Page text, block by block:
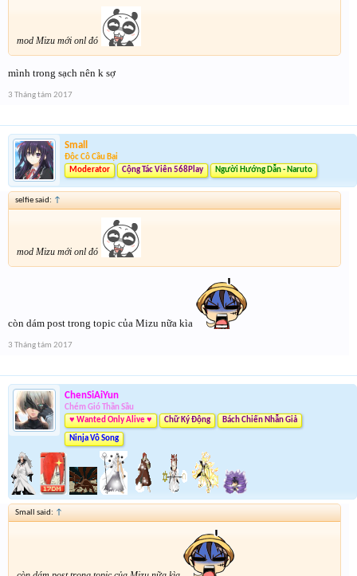
mod Mizu mới onl đó
mình trong sạch nên k sợ
3 Tháng tám 2017
Small
Độc Cô Cầu Bại
Moderator
Cộng Tác Viên 568Play Người Hướng Dẫn - Naruto
selfie said: ↑
mod Mizu mới onl đó
còn dám post trong topic của Mizu nữa kìa
3 Tháng tám 2017
ChenSiAiYun
Chém Gió Thần Sầu
♥ Wanted Only Alive ♥
Chữ Ký Động Bách Chiến Nhẫn Giả
Ninja Vô Song
Small said: ↑